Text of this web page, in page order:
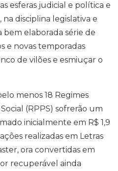
esferas judicial e política e
disciplina legislativa e
elaborada série de
e novas temporadas
de vilões e esmiuçar o
menos 18 Regimes
(RPPS) sofrerão um
inicialmente em R$ 1,9
realizadas em Letras
ora convertidas em
recuperável ainda